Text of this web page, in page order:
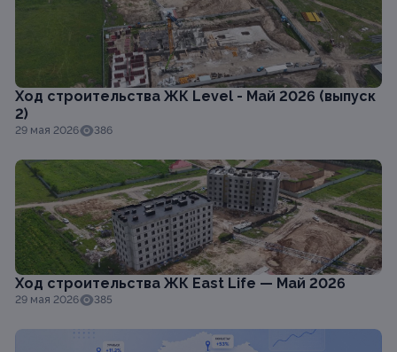
Ход строительства ЖК Level - Май 2026 (выпуск
2)
29 мая 2026 386
Ход строительства ЖК East Life — Май 2026
29 мая 2026 385